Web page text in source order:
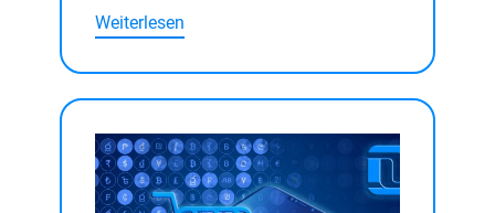
Weiterlesen